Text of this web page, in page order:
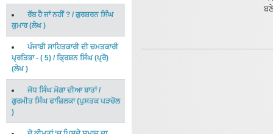
ਰੱਬ ਹੈ ਜਾਂ ਨਹੀਂ ? / ਗੁਰਸ਼ਰਨ ਸਿੰਘ
ਕੁਮਾਰ(ਲੇਖ)
ਪੰਜਾਬੀ ਸਾਹਿਤਕਾਰੀ ਦੀ ਚਮਤਕਾਰੀ
ਪ੍ਰਤਿਭਾ - ( 5) /ਕ੍ਰਿਸ਼ਨ ਸਿੰਘ (ਪ੍ਰੋ)
(ਲੇਖ)
ਜੋਧ ਸਿੰਘ ਮੋਗਾ ਦੀਆ ਬਾਤਾਂ/
ਗੁਰਮੀਤ ਸਿੰਘ ਫਾਜ਼ਿਲਕਾ(ਪੁਸਤਕ ਪੜਚੋਲ
)